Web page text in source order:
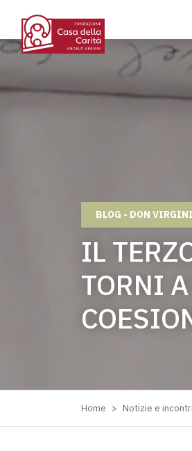
BLOG - DON
IL
TORNI
Home > Notizie e incontri